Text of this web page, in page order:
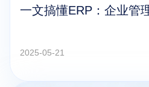
一文搞懂ERP：企业管
2025-05-21